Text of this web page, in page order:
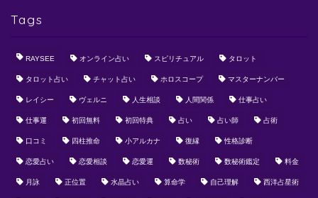
Tags
RAYSEE オンライン占い スピリチュアル タロット
タロット占い チャット占い ホロスコープ マスターナンバー
レイシー ヴェルニ 人生相談 人間関係 仕事占い
仕事運 初回無料 初回特典 占い 占い師 占術
口コミ 四柱推命 小アルカナ 復縁 性格診断
恋愛占い 恋愛相談 恋愛運 数秘術 数秘術鑑定 料金
月詠 正位置 水晶占い 算命学 自己理解 西洋占星術